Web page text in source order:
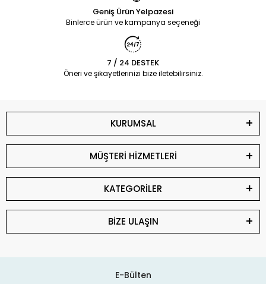
Geniş Ürün Yelpazesi
Binlerce ürün ve kampanya seçeneği
7 / 24 DESTEK
Öneri ve şikayetlerinizi bize iletebilirsiniz.
KURUMSAL
MÜŞTERİ HİZMETLERİ
KATEGORİLER
BİZE ULAŞIN
E-Bülten